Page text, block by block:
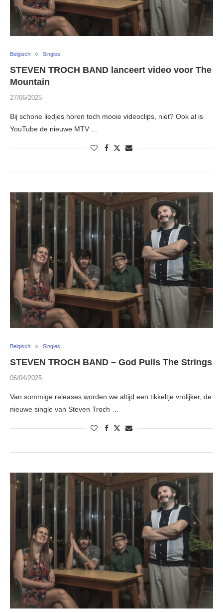
Belgisch Singles
STEVEN TROCH BAND lanceert video voor The
Mountain
27/06/2025
Bij schone liedjes horen toch mooie videoclips, niet? Ook al is
YouTube de nieuwe MTV …
Belgisch Singles
STEVEN TROCH BAND – God Pulls The Strings
06/04/2025
Van sommige releases worden we altijd een tikkeltje vrolijker, de
nieuwe single van Steven Troch …